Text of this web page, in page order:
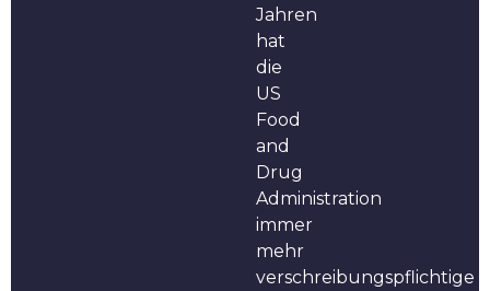
Jahren
hat
die
US
Food
and
Drug
Administration
immer
mehr
verschreibungspflichtige